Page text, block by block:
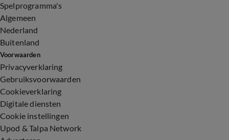
Spelprogramma's
Algemeen
Nederland
Buitenland
Voorwaarden
Privacyverklaring
Gebruiksvoorwaarden
Cookieverklaring
Digitale diensten
Cookie instellingen
Upod & Talpa Network